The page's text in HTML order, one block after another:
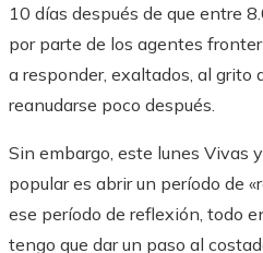
10 días después de que entre
por parte de los agentes
a responder, exaltados, al grito
reanudarse poco después.
Sin embargo, este lunes Vivas
popular es abrir un período de
ese período de reflexión, todo
tengo que dar un paso al